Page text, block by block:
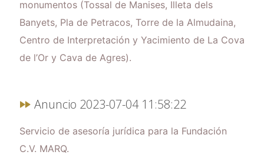
monumentos (Tossal de Manises, Illeta dels
Banyets, Pla de Petracos, Torre de la Almudaina,
Centro de Interpretación y Yacimiento de La Cova
de l’Or y Cava de Agres).
Anuncio 2023-07-04 11:58:22
Servicio de asesoría jurídica para la Fundación
C.V. MARQ.